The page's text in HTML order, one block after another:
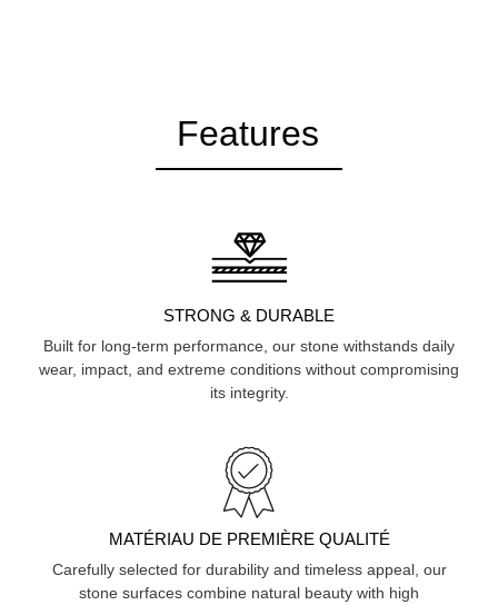
Features
STRONG & DURABLE
Built for long-term performance, our stone withstands daily
wear, impact, and extreme conditions without compromising
its integrity.
MATÉRIAU DE PREMIÈRE QUALITÉ
Carefully selected for durability and timeless appeal, our
stone surfaces combine natural beauty with high